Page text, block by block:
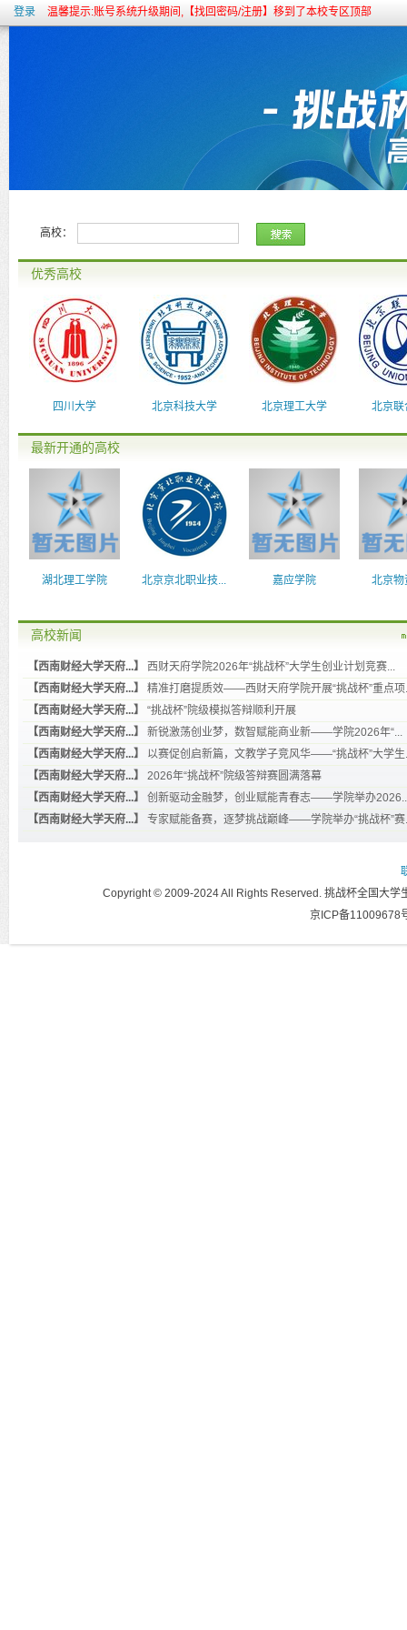
登录 温馨提示:账号系统升级期间,【找回密码/注册】移到了本校专区顶部
高校：
优秀高校
四川大学 北京科技大学 北京理工大学 北京联
最新开通的高校
湖北理工学院 北京京北职业技... 嘉应学院 北京物
高校新闻
【西南财经大学天府...】
西财天府学院2026年“挑战杯”大学生创业计划竞赛...
【西南财经大学天府...】
精准打磨提质效——西财天府学院开展“挑战杯”重点项
【西南财经大学天府...】
“挑战杯”院级模拟答辩顺利开展
【西南财经大学天府...】
新锐激荡创业梦，数智赋能商业新——学院2026年“...
【西南财经大学天府...】
以赛促创启新篇，文教学子竞风华——“挑战杯”大学生
【西南财经大学天府...】
2026年“挑战杯”院级答辩赛圆满落幕
【西南财经大学天府...】
创新驱动金融梦，创业赋能青春志——学院举办
【西南财经大学天府...】
专家赋能备赛，逐梦挑战巅峰——学院举办“挑战杯”赛
Copyright © 2009-2024 All Rights Reserved. 挑战杯全国大学
京ICP备11009678